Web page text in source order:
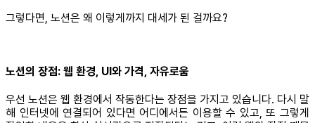
그렇다면, 노션은 왜 이렇게까지 대세가 된 걸까요?
노션의 장점: 웹 환경, UI와 가격, 자유로움
우선 노션은 웹 환경에서 작동한다는 장점을 가지고 있습니다. 다시 말
해 인터넷에 연결되어 있다면 어디에서든 이용할 수 있고, 또 그렇게